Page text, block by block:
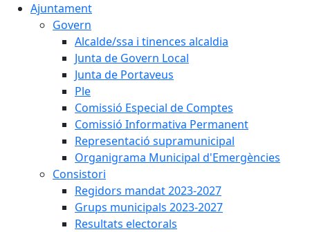
Ajuntament
Govern
Alcalde/ssa i tinences alcaldia
Junta de Govern Local
Junta de Portaveus
Ple
Comissió Especial de Comptes
Comissió Informativa Permanent
Representació supramunicipal
Organigrama Municipal d'Emergències
Consistori
Regidors mandat 2023-2027
Grups municipals 2023-2027
Resultats electorals